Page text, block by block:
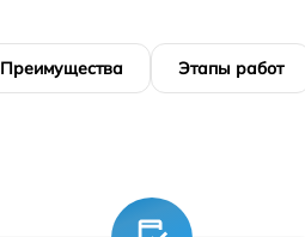
Преимущества Этапы работ